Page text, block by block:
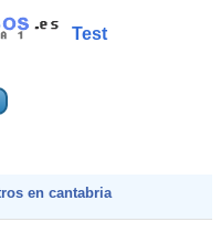
Test
en cantabria